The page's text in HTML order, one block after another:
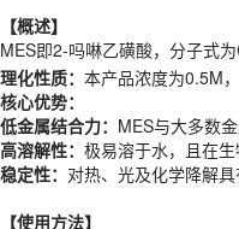
理化性质：
核心优势：
低金属结合力： MES与大多数
高溶解性：
极易溶于水，且在
稳定性：对热、光及化学降解
【使用方法】
稀释使用：本品为0.5M储备液
稀释示例：配制
【概述】
MES即2-吗啉乙磺酸，分子式
理化性质： 本产品浓度为0.5M
核心优势：
低金属结合力： MES与大多数
高溶解性： 极易溶于水，且在生
稳定性： 对热、光及化学降解具
【使用方法】